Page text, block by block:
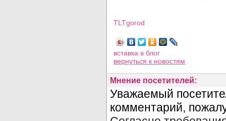
TLTgorod
вставка в блог
вернуться к новостям
Мнение посетителей: